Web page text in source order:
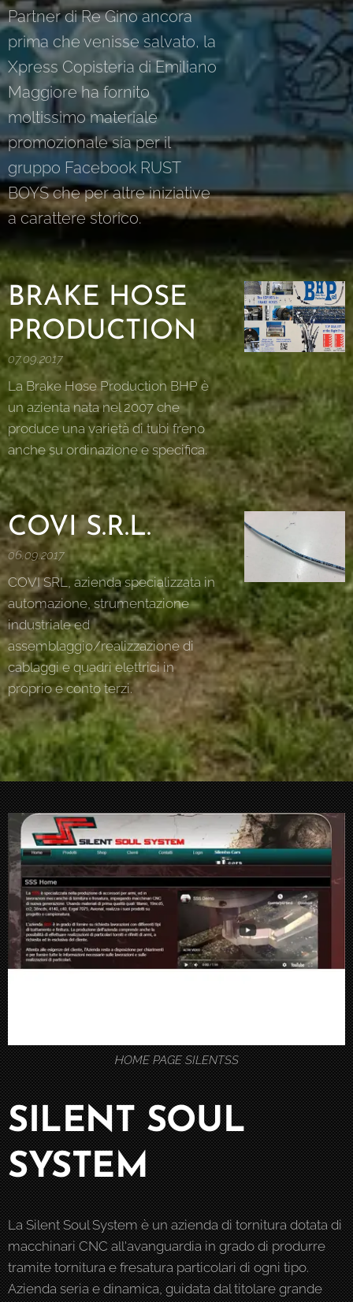
Partner di Re Gino ancora
prima che venisse salvato, la
Xpress Copisteria di Emiliano
Maggiore ha fornito
moltissimo materiale
promozionale sia per il
gruppo Facebook RUST
BOYS che per altre iniziative
a carattere storico.
BRAKE HOSE
PRODUCTION
07.09.2017
La Brake Hose Production BHP è
un azienta nata nel 2007 che
produce una varietà di tubi freno
anche su ordinazione e specifica.
COVI S.R.L.
06.09.2017
COVI SRL, azienda specializzata in
automazione, strumentazione
industriale ed
assemblaggio/realizzazione di
cablaggi e quadri elettrici in
proprio e conto terzi.
HOME PAGE SILENTSS
SILENT SOUL
SYSTEM
La Silent Soul System è un azienda di tornitura dotata di
macchinari CNC all'avanguardia in grado di produrre
tramite tornitura e fresatura particolari di ogni tipo.
Azienda seria e dinamica, guidata dal titolare grande